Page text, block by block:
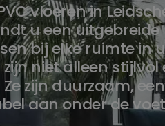
vloeren in
u een uitgebreide
bij elke ruimte in
niet alleen stijlvol
zijn duurzaam,
aan onder de